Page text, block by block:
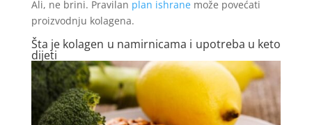
Ali, ne brini. Pravilan plan ishranemože povećati
proizvodnju kolagena.
Šta je kolagen u namirnicama i upotreba u keto
dijeti